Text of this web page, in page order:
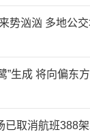
势汹汹 多地公
”生成 将向偏东
已取消航班388